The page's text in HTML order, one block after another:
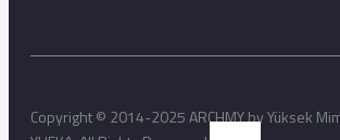
Copyright © 2014-2025 ARCHMY by Yüksek